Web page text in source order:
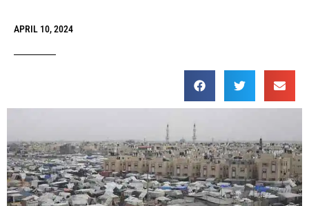
APRIL 10, 2024